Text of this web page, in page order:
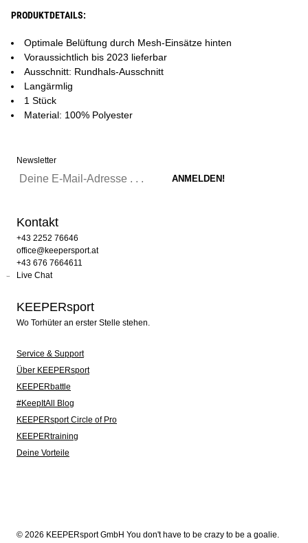
PRODUKTDETAILS:
Optimale Belüftung durch Mesh-Einsätze hinten
Voraussichtlich bis 2023 lieferbar
Ausschnitt: Rundhals-Ausschnitt
Langärmlig
1 Stück
Material: 100% Polyester
Newsletter
Kontakt
+43 2252 76646
office@keepersport.at
+43 676 7664611
Live Chat
KEEPERsport
Wo Torhüter an erster Stelle stehen.
Service & Support
Über KEEPERsport
KEEPERbattle
#KeepItAll Blog
KEEPERsport Circle of Pro
KEEPERtraining
Deine Vorteile
© 2026 KEEPERsport GmbH You don't have to be crazy to be a goalie.